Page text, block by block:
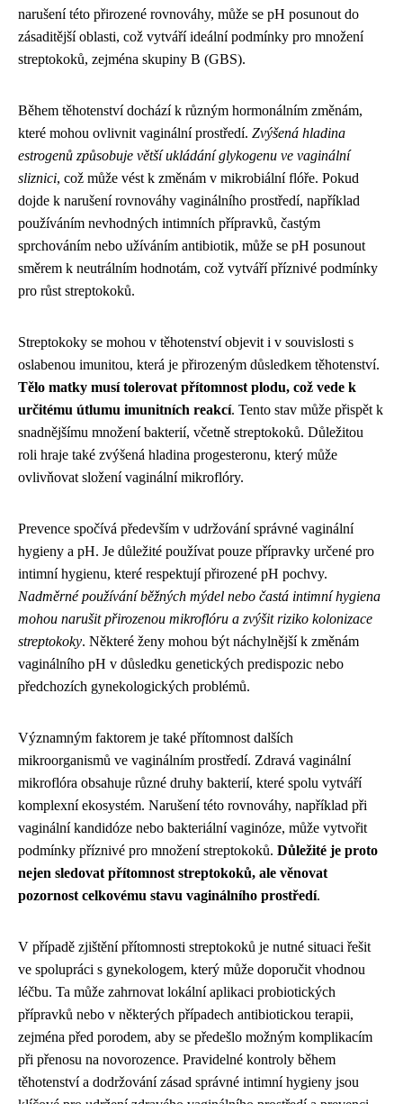
narušení této přirozené rovnováhy, může se pH posunout do
zásaditější oblasti, což vytváří ideální podmínky pro množení
streptokoků, zejména skupiny B (GBS).
Během těhotenství dochází k různým hormonálním změnám,
které mohou ovlivnit vaginální prostředí. Zvýšená hladina
estrogenů způsobuje větší ukládání glykogenu ve vaginální
sliznici, což může vést k změnám v mikrobiální flóře. Pokud
dojde k narušení rovnováhy vaginálního prostředí, například
používáním nevhodných intimních přípravků, častým
sprchováním nebo užíváním antibiotik, může se pH posunout
směrem k neutrálním hodnotám, což vytváří příznivé podmínky
pro růst streptokoků.
Streptokoky se mohou v těhotenství objevit i v souvislosti s
oslabenou imunitou, která je přirozeným důsledkem těhotenství.
Tělo matky musí tolerovat přítomnost plodu, což vede k
určitému útlumu imunitních reakcí. Tento stav může přispět k
snadnějšímu množení bakterií, včetně streptokoků. Důležitou
roli hraje také zvýšená hladina progesteronu, který může
ovlivňovat složení vaginální mikroflóry.
Prevence spočívá především v udržování správné vaginální
hygieny a pH. Je důležité používat pouze přípravky určené pro
intimní hygienu, které respektují přirozené pH pochvy.
Nadměrné používání běžných mýdel nebo častá intimní hygiena
mohou narušit přirozenou mikroflóru a zvýšit riziko kolonizace
streptokoky. Některé ženy mohou být náchylnější k změnám
vaginálního pH v důsledku genetických predispozic nebo
předchozích gynekologických problémů.
Významným faktorem je také přítomnost dalších
mikroorganismů ve vaginálním prostředí. Zdravá vaginální
mikroflóra obsahuje různé druhy bakterií, které spolu vytváří
komplexní ekosystém. Narušení této rovnováhy, například při
vaginální kandidóze nebo bakteriální vaginóze, může vytvořit
podmínky příznivé pro množení streptokoků. Důležité je proto
nejen sledovat přítomnost streptokoků, ale věnovat
pozornost celkovému stavu vaginálního prostředí.
V případě zjištění přítomnosti streptokoků je nutné situaci řešit
ve spolupráci s gynekologem, který může doporučit vhodnou
léčbu. Ta může zahrnovat lokální aplikaci probiotických
přípravků nebo v některých případech antibiotickou terapii,
zejména před porodem, aby se předešlo možným komplikacím
při přenosu na novorozence. Pravidelné kontroly během
těhotenství a dodržování zásad správné intimní hygieny jsou